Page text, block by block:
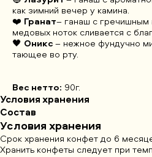
как зимний вечер у камина.
❤️ Гранат– ганаш с гречишным
медовых ноток сливается с
🖤 Оникс– нежное фундучно
тающее во рту.
Вес нетто: 90г.
Условия хранения
Состав
Условия хранения
Срок хранения конфет до 6
Хранить конфеты следует при